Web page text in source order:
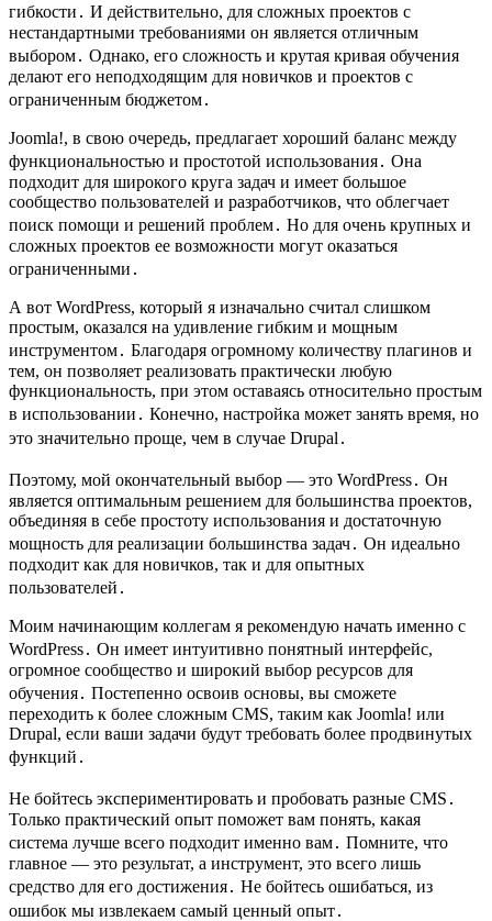
гибкости․ И действительно, для сложных проектов с
нестандартными требованиями он является отличным
выбором․ Однако, его сложность и крутая кривая обучения
делают его неподходящим для новичков и проектов с
ограниченным бюджетом․
Joomla!, в свою очередь, предлагает хороший баланс между
функциональностью и простотой использования․ Она
подходит для широкого круга задач и имеет большое
сообщество пользователей и разработчиков, что облегчает
поиск помощи и решений проблем․ Но для очень крупных и
сложных проектов ее возможности могут оказаться
ограниченными․
А вот WordPress, который я изначально считал слишком
простым, оказался на удивление гибким и мощным
инструментом․ Благодаря огромному количеству плагинов и
тем, он позволяет реализовать практически любую
функциональность, при этом оставаясь относительно простым
в использовании․ Конечно, настройка может занять время, но
это значительно проще, чем в случае Drupal․
Поэтому, мой окончательный выбор — это WordPress․ Он
является оптимальным решением для большинства проектов,
объединяя в себе простоту использования и достаточную
мощность для реализации большинства задач․ Он идеально
подходит как для новичков, так и для опытных
пользователей․
Моим начинающим коллегам я рекомендую начать именно с
WordPress․ Он имеет интуитивно понятный интерфейс,
огромное сообщество и широкий выбор ресурсов для
обучения․ Постепенно освоив основы, вы сможете
переходить к более сложным CMS, таким как Joomla! или
Drupal, если ваши задачи будут требовать более продвинутых
функций․
Не бойтесь экспериментировать и пробовать разные CMS․
Только практический опыт поможет вам понять, какая
система лучше всего подходит именно вам․ Помните, что
главное — это результат, а инструмент, это всего лишь
средство для его достижения․ Не бойтесь ошибаться, из
ошибок мы извлекаем самый ценный опыт․